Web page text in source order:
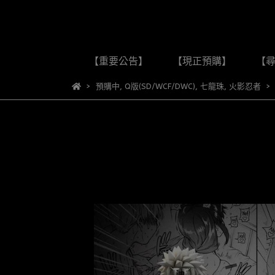
【重要公告】 【現正預購】 【
預購中, Q版(SD/WCF/DWC), 七龍珠, 火影忍者